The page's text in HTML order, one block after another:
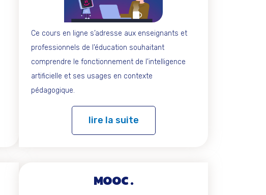
Ce cours en ligne s’adresse aux enseignants et
professionnels de l’éducation souhaitant
comprendre le fonctionnement de l’intelligence
artificielle et ses usages en contexte
pédagogique.
lire la suite
MOOC